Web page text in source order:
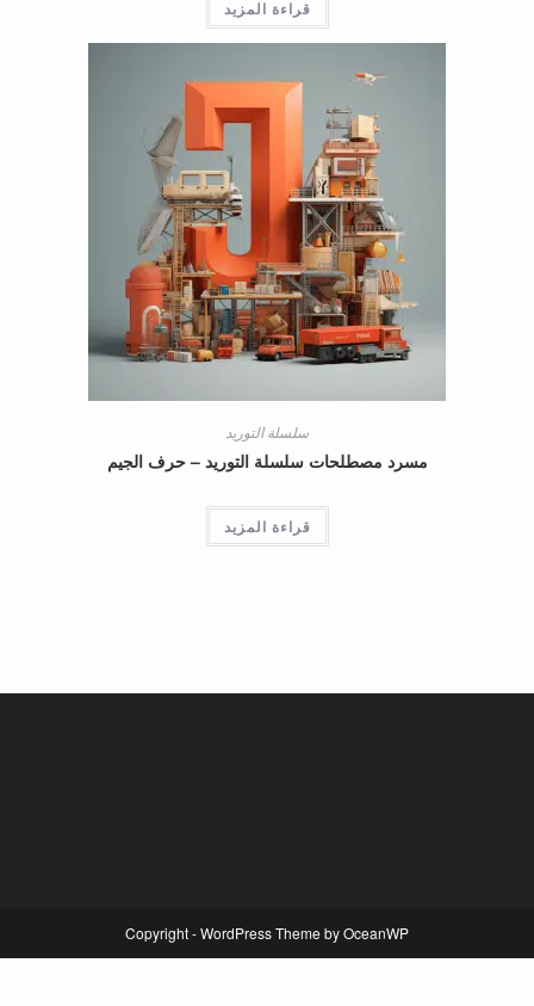
قراءة المزيد
سلسلة التوريد
مسرد مصطلحات سلسلة التوريد – حرف الجيم
قراءة المزيد
Copyright - WordPress Theme by OceanWP